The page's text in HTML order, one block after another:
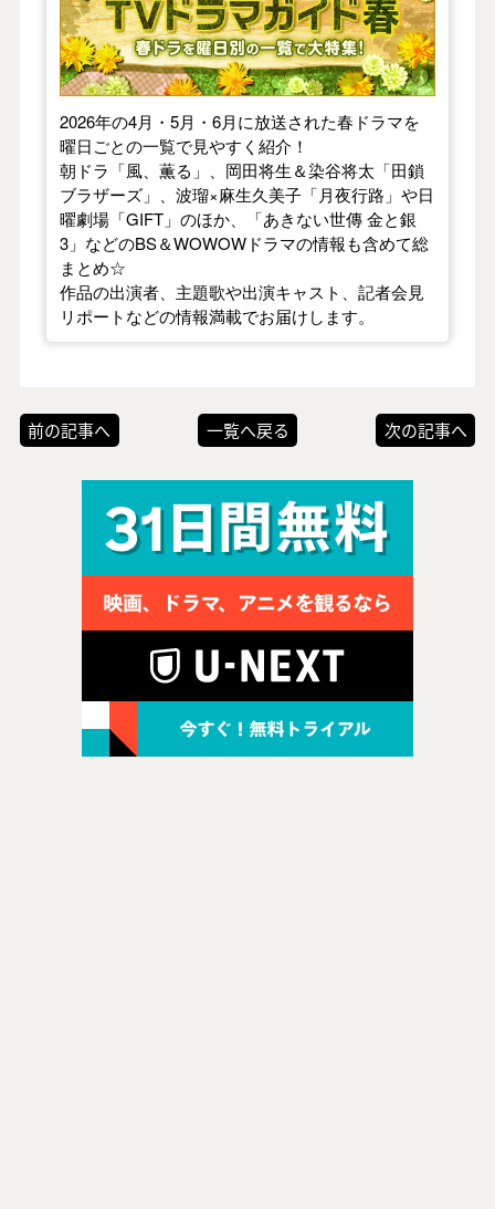
2026年の4月・5月・6月に放送された春ドラマを
曜日ごとの一覧で見やすく紹介！
朝ドラ「風、薫る」、岡田将生＆染谷将太「田鎖
ブラザーズ」、波瑠×麻生久美子「月夜行路」や日
曜劇場「GIFT」のほか、「あきない世傳 金と銀
3」などのBS＆WOWOWドラマの情報も含めて総
まとめ☆
作品の出演者、主題歌や出演キャスト、記者会見
リポートなどの情報満載でお届けします。
前の記事へ 一覧へ戻る 次の記事へ